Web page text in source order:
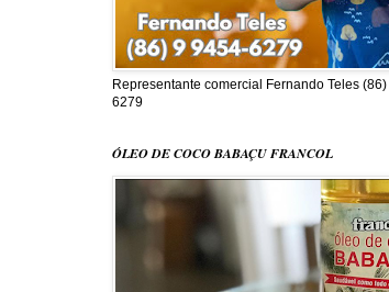
Representante comercial Fernando Teles
6279
ÓLEO DE COCO BABAÇU FRANCOL